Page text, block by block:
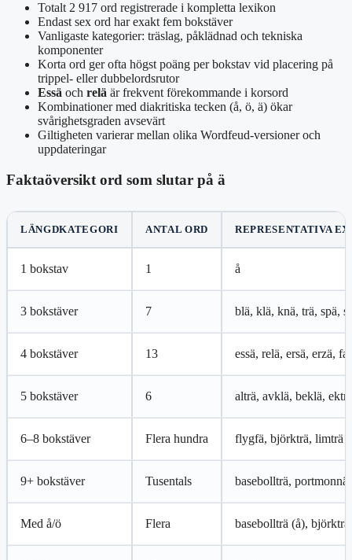
Totalt 2 917 ord registrerade i kompletta lexikon
Endast sex ord har exakt fem bokstäver
Vanligaste kategorier: träslag, påklädnad och tekniska
komponenter
Korta ord ger ofta högst poäng per bokstav vid placering på
trippel- eller dubbelordsrutor
Essä och relä är frekvent förekommande i korsord
Kombinationer med diakritiska tecken (å, ö, ä) ökar
svårighetsgraden avsevärt
Giltigheten varierar mellan olika Wordfeud-versioner och
uppdateringar
Faktaöversikt ord som slutar på ä
LÄNGDKATEGORI ANTAL ORD REPRESENTATIVA
1 bokstav 1 å
3 bokstäver 7 blä, klä, knä, trä, spä,
4 bokstäver 13 essä, relä, ersä, erzä,
5 bokstäver 6 alträ, avklä, beklä,
6–8 bokstäver Flera hundra flygfä, björkträ, limträ
9+ bokstäver Tusentals basebollträ,
Med å/ö Flera basebollträ (å),